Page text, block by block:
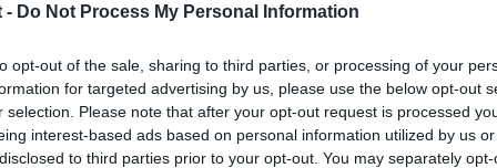
- Do Not Process My Personal Information
opt-out of the sale, sharing to third parties, or processing of your
for targeted advertising by us, please use the below opt-out
selection. Please note that after your opt-out request is processed
interest-based ads based on personal information utilized by us
to third parties prior to your opt-out. You may separately
tube un accidente en el coche de un amigo yo iva de copiloto y
2540€
cosa que me han comentado es lo de los puntos de
un puntillo de estos, si hay unas tablas o algo , lo que paso es
tipica rectificaccion de columna y oy por oy no puedo girar el